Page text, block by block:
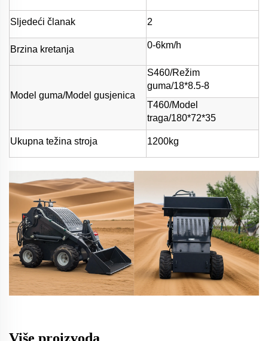
Sljedeći članak 2
Brzina kretanja 0-6km/h
Model guma/Model gusjenica
S460/Režim
guma/18*8.5-8
T460/Model
traga/180*72*35
Ukupna težina stroja 1200kg
Više proizvoda